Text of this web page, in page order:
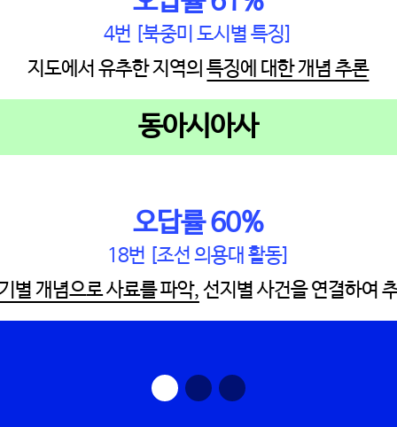
4번 [북중미 도시별 특징]
지도에서 유추한 지역의특징에 대한 개념 추론
동아시아사
오답률 60%
18번 [조선 의용대 활동]
별 개념으로 사료를 파악,선지별 사건을 연결하여